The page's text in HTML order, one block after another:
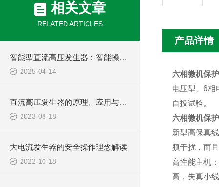
相关文章
RELATED ARTICLES
智能型直流高压发生器：智能操控，轻松驾驭高压测试难题
2025-04-14
直流高压发生器的原理、应用与安全操作
2023-08-18
大电流发生器的安全操作理念解读
2022-10-18
产品详情
六相微机保
电压型、 6相
自投试验。
六相微机保
新型高保真
频干扰，而
高性能主机
高，失真小